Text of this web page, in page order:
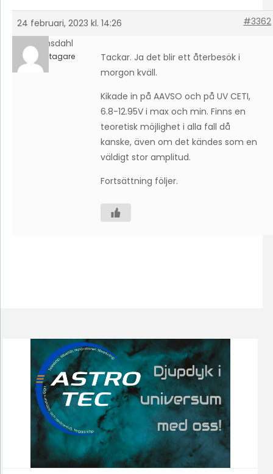
24 februari, 2023 kl. 14:26
#3362
Månsdahl
Deltagare
Tackar. Ja det blir ett återbesök i
morgon kväll.
Kikade in på AAVSO och på UV CETI,
6.8-12.95V i max och min. Finns en
teoretisk möjlighet i alla fall då
kanske, även om det kändes som en
väldigt stor amplitud.
Fortsättning följer.